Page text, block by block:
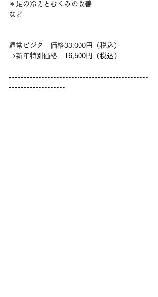
＊足の冷えとむくみの改善
など
通常ビジター価格33,000円（税込）
→新年特別価格 16,500円（税込）
-----------------------------------------------
-------------------